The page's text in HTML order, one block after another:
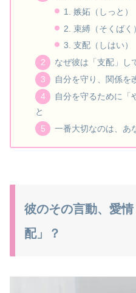
1. 嫉妬（しっと）
2. 束縛（そくばく
3. 支配（しはい）
なぜ彼は「支配」し
自分を守り、関係を
自分を守るために「
と
一番大切なのは、あ
彼のその言動、愛
配」？